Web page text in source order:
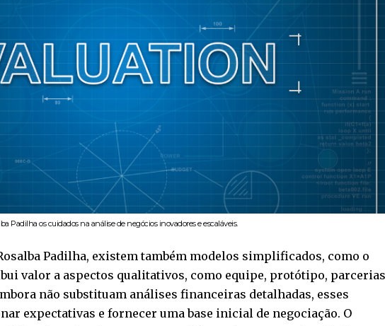
Padilha os cuidados na análise de negócios inovadores e escaláveis.
Padilha, existem também modelos simplificados, como o
valor a aspectos qualitativos, como equipe, protótipo,
não substituam análises financeiras detalhadas, esses
expectativas e fornecer uma base inicial de negociação. O